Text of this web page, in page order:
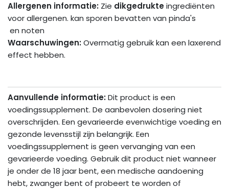
Allergenen informatie: Zie dikgedrukteingrediënten
voor allergenen. kan sporen bevatten van pinda's
en noten
Waarschuwingen:Overmatig gebruik kan een laxerend
effect hebben.
Aanvullende informatie:Dit product is een
voedingssupplement. De aanbevolen dosering niet
overschrijden. Een gevarieerde evenwichtige voeding en
gezonde levensstijl zijn belangrijk. Een
voedingssupplement is geen vervanging van een
gevarieerde voeding. Gebruik dit product niet wanneer
je onder de 18 jaar bent, een medische aandoening
hebt, zwanger bent of probeert te worden of